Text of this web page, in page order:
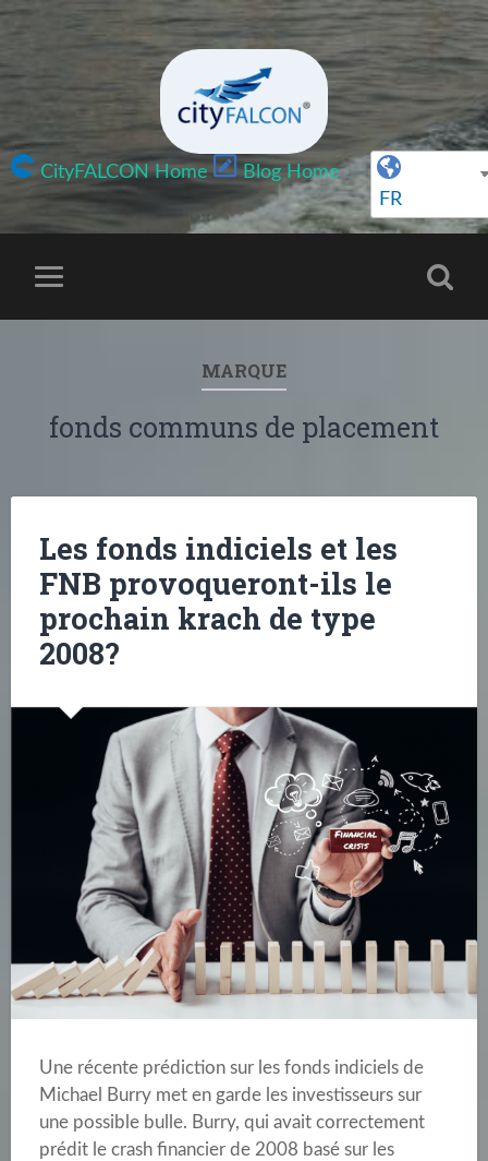
CityFALCON Home
Blog Home
FR
MARQUE
fonds communs de placement
Les fonds indiciels et les
FNB provoqueront-ils le
prochain krach de type
2008?
Une récente prédiction sur les fonds indiciels de
Michael Burry met en garde les investisseurs sur
une possible bulle. Burry, qui avait correctement
prédit le crash financier de 2008 basé sur les